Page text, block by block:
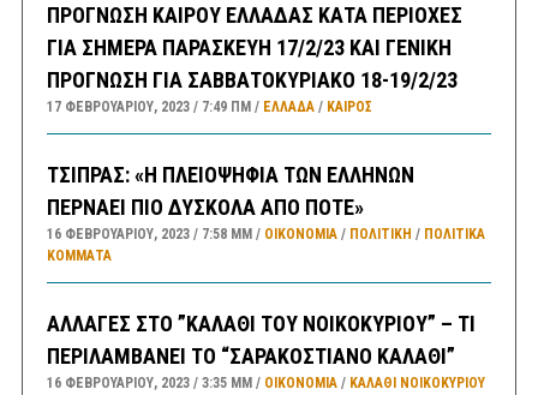
ΠΡΟΓΝΩΣΗ ΚΑΙΡΟΥ ΕΛΛΑΔΑΣ ΚΑΤΑ ΠΕΡΙΟΧΕΣ
ΓΙΑ ΣΗΜΕΡΑ ΠΑΡΑΣΚΕΥΗ 17/2/23 ΚΑΙ ΓΕΝΙΚΗ
ΠΡΟΓΝΩΣΗ ΓΙΑ ΣΑΒΒΑΤΟΚΥΡΙΑΚΟ 18-19/2/23
17 ΦΕΒΡΟΥΑΡΊΟΥ, 2023 7:49 ΠΜ ΕΛΛΑΔA/ ΚΑΙΡΌΣ
ΤΣΙΠΡΑΣ: «Η ΠΛΕΙΟΨΗΦΙΑ ΤΩΝ ΕΛΛΗΝΩΝ
ΠΕΡΝΑΕΙ ΠΙΟ ΔΥΣΚΟΛΑ ΑΠΟ ΠΟΤΕ»
16 ΦΕΒΡΟΥΑΡΊΟΥ, 2023 7:58 ΜΜ ΟΙΚΟΝΟΜΙΑ/ ΠΟΛΙΤΙΚΗ / ΠΟΛΙΤΙΚΆ
ΚΌΜΜΑΤΑ
ΑΛΛΑΓΕΣ ΣΤΟ ”ΚΑΛΑΘΙ ΤΟΥ ΝΟΙΚΟΚΥΡΙΟΥ” – ΤΙ
ΠΕΡΙΛΑΜΒΑΝΕΙ ΤΟ “ΣΑΡΑΚΟΣΤΙΑΝΟ ΚΑΛΑΘΙ”
16 ΦΕΒΡΟΥΑΡΊΟΥ, 2023 3:35 ΜΜ ΟΙΚΟΝΟΜΙΑ/ ΚΑΛΑΘΙ ΝΟΙΚΟΚΥΡΙΟΥ